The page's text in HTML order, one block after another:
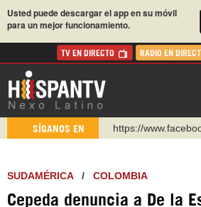
Usted puede descargar el app en su móvil
para un mejor funcionamiento.
TV EN DIRECTO RADIO EN
SÍGANOS EN
https://
http://twitter.com/
https://t.me/
SUDAMÉRICA/ COLOMBIA
Cepeda denuncia a De la